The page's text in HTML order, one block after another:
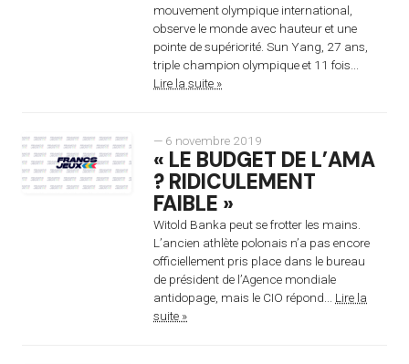
mouvement olympique international,
observe le monde avec hauteur et une
pointe de supériorité. Sun Yang, 27 ans,
triple champion olympique et 11 fois...
Lire la suite »
— 6 novembre 2019
« LE BUDGET DE L’AMA
? RIDICULEMENT
FAIBLE »
Witold Banka peut se frotter les mains.
L’ancien athlète polonais n’a pas encore
officiellement pris place dans le bureau
de président de l’Agence mondiale
antidopage, mais le CIO répond... Lire la
suite »